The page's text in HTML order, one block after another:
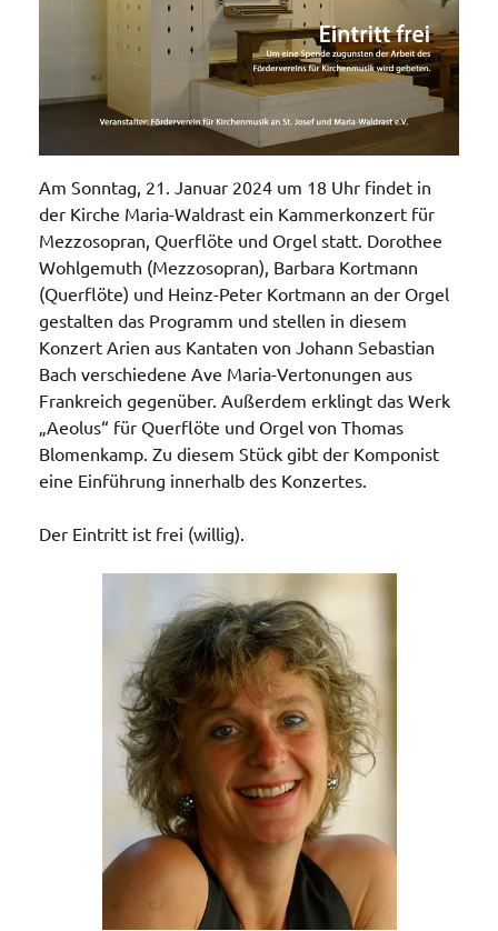
Am Sonntag, 21. Januar 2024 um 18 Uhr findet in
der Kirche Maria-Waldrast ein Kammerkonzert für
Mezzosopran, Querflöte und Orgel statt. Dorothee
Wohlgemuth (Mezzosopran), Barbara Kortmann
(Querflöte) und Heinz-Peter Kortmann an der Orgel
gestalten das Programm und stellen in diesem
Konzert Arien aus Kantaten von Johann Sebastian
Bach verschiedene Ave Maria-Vertonungen aus
Frankreich gegenüber. Außerdem erklingt das Werk
„Aeolus“ für Querflöte und Orgel von Thomas
Blomenkamp. Zu diesem Stück gibt der Komponist
eine Einführung innerhalb des Konzertes.
Der Eintritt ist frei (willig).